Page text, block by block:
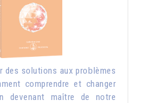
des solutions aux problèmes
comprendre et changer
devenant maître de notre